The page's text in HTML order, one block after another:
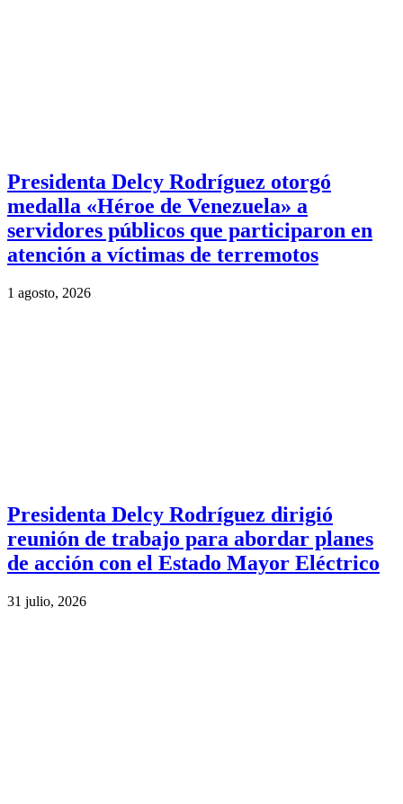
Presidenta Delcy Rodríguez otorgó
medalla «Héroe de Venezuela» a
servidores públicos que participaron en
atención a víctimas de terremotos
1 agosto, 2026
Presidenta Delcy Rodríguez dirigió
reunión de trabajo para abordar planes
de acción con el Estado Mayor Eléctrico
31 julio, 2026